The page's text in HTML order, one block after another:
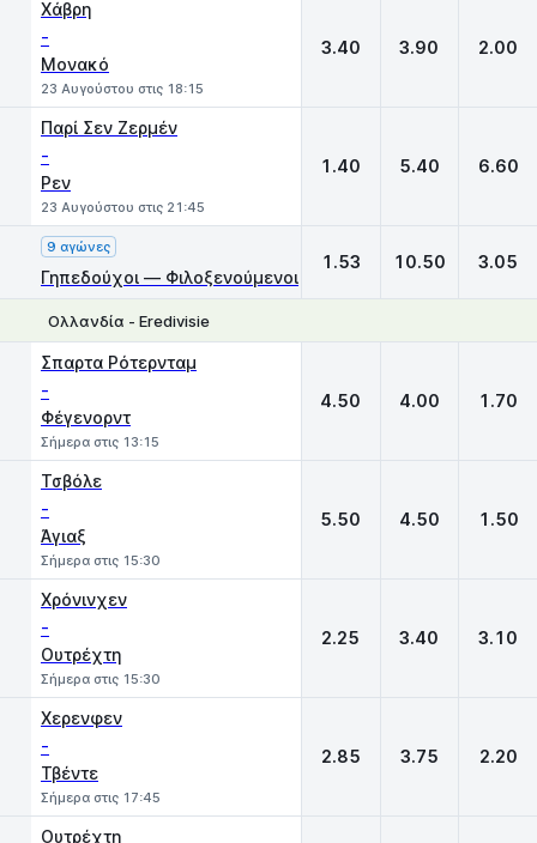
Χάβρη
-
Μονακό
23 Αυγούστου στις 18:15
3.40 3.90 2.00
Παρί Σεν Ζερμέν
-
Ρεν
23 Αυγούστου στις 21:45
1.40 5.40 6.60
9 αγώνες
Γηπεδούχοι — Φιλοξενούμενοι
1.53 10.50 3.05
Ολλανδία - Eredivisie
Σπαρτα Ρότερνταμ
-
Φέγενορντ
Σήμερα στις 13:15
4.50 4.00 1.70
Τσβόλε
-
Άγιαξ
Σήμερα στις 15:30
5.50 4.50 1.50
Χρόνινχεν
-
Ουτρέχτη
Σήμερα στις 15:30
2.25 3.40 3.10
Χερενφεν
-
Τβέντε
Σήμερα στις 17:45
2.85 3.75 2.20
Ουτρέχτη